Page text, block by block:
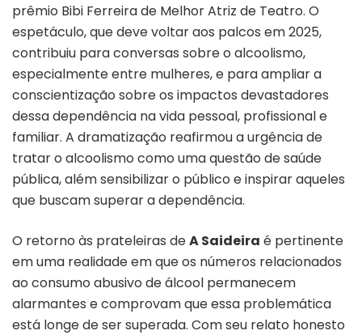
prêmio Bibi Ferreira de Melhor Atriz de Teatro. O
espetáculo, que deve voltar aos palcos em 2025,
contribuiu para conversas sobre o alcoolismo,
especialmente entre mulheres, e para ampliar a
conscientização sobre os impactos devastadores
dessa dependência na vida pessoal, profissional e
familiar. A dramatização reafirmou a urgência de
tratar o alcoolismo como uma questão de saúde
pública, além sensibilizar o público e inspirar aqueles
que buscam superar a dependência.
O retorno às prateleiras deA Saideira é pertinente
em uma realidade em que os números relacionados
ao consumo abusivo de álcool permanecem
alarmantes e comprovam que essa problemática
está longe de ser superada. Com seu relato honesto